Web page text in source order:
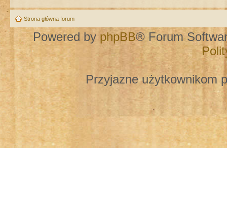
Strona główna forum
Powered by phpBB® Forum
Przyjazne użytkownikom